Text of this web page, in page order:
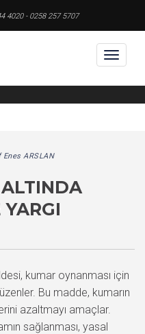
4020 - 0258 257 5707
Enes ARSLAN
kumar oynanması için
Bu madde, kumarın
azaltmayı amaçlar.
sağlanması, yasal